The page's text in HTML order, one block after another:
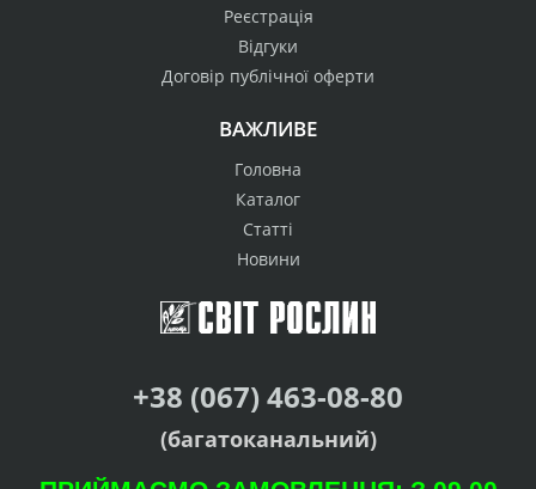
Реєстрація
Відгуки
Договір публічної оферти
ВАЖЛИВЕ
Головна
Каталог
Статті
Новини
+38 (067) 463-08-80
(багатоканальний)